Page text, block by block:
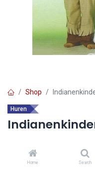
Home Search
Shop
Huren
Ontdek de voordelen